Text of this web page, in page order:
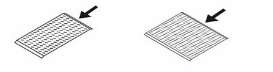
HINZUFÜGEN
HINZUFÜGEN